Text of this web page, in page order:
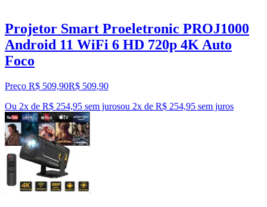
Projetor Smart Proeletronic PROJ1000
Android 11 WiFi 6 HD 720p 4K Auto
Foco
Preço R$ 509,90R$ 509,90
Ou 2x de R$ 254,95 sem jurosou 2x de R$ 254,95 sem juros